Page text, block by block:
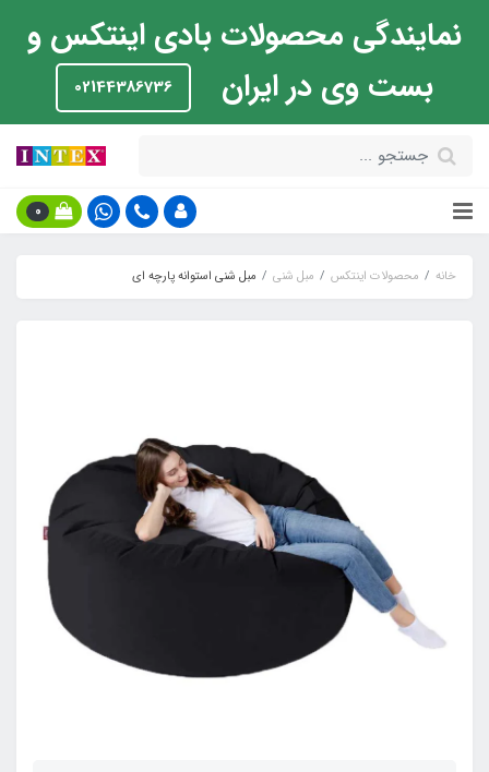
نمایندگی محصولات بادی اینتکس و
بست وی در ایران
02144386736
0
خانه محصولات اینتکس مبل شنی مبل شنی استوانه پارچه ای